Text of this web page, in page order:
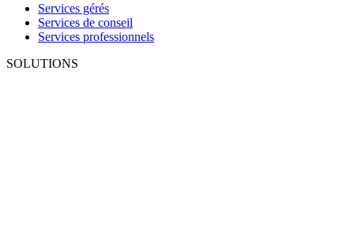
Services gérés
Services de conseil
Services professionnels
SOLUTIONS